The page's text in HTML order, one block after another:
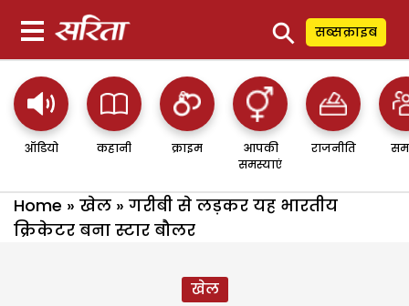
⚲ सब्सक्राइब
ऑडियो कहानी क्राइम
आपकी
समस्याएं
राजनीति
Home » खेल » गरीबी से लड़कर यह भारतीय
क्रिकेटर बना स्टार बौलर
खेल